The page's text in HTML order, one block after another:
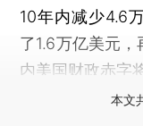
10年内减少4.6
了1.6万亿美元
内美国财政赤字
本文